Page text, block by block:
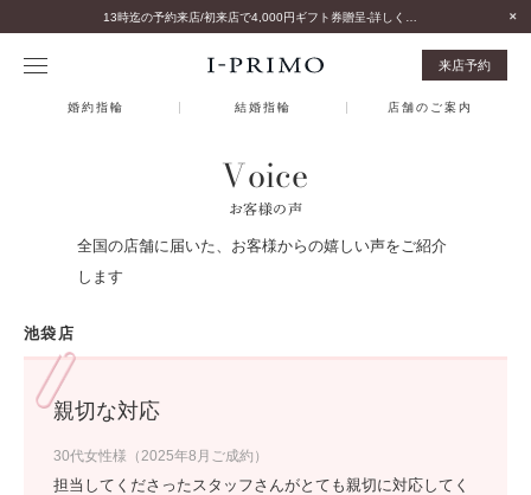
来店予約
婚約指輪 結婚指輪 店舗のご案内
Voice
お客様の声
全国の店舗に届いた、お客様からの嬉しい声をご紹介
します
池袋店
親切な対応
30代女性様（2025年8月ご成約）
担当してくださったスタッフさんがとても親切に対応してく